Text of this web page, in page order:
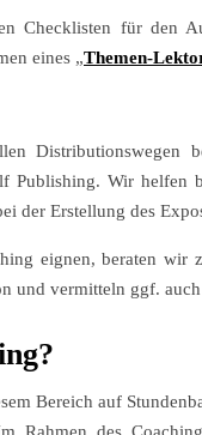
Checklisten für den
eines „Themen-
Distributionswegen
Publishing. Wir
der Erstellung des
eignen, beraten wir
vermitteln ggf. auch
Bereich auf